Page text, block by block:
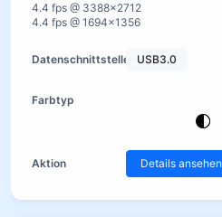
4.4 fps @ 3388×2712
4.4 fps @ 1694×1356
USB3.0
Details ansehen